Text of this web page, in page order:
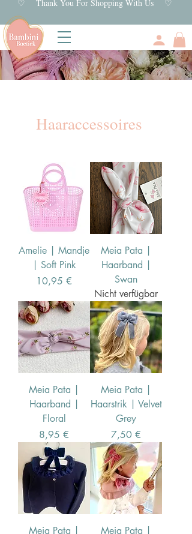
♡ Thank You For Shopping With Us ♡
Haaraccessoires
Amelie | Mandje
| Soft Pink
Preis
10,95 €
Meia Pata |
Haarband |
Swan
Nicht verfügbar
Meia Pata |
Haarband |
Floral
Preis
8,95 €
Meia Pata |
Haarstrik | Velvet
Grey
Preis
7,50 €
Meia Pata |
Meia Pata |